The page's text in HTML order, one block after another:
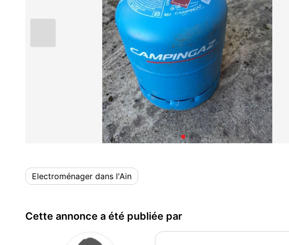
Electroménager dans l'Ain
Cette annonce a été publiée par